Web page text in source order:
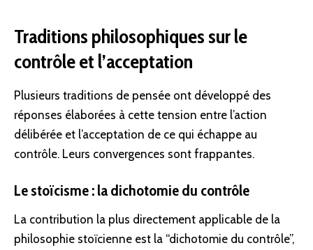
Traditions philosophiques sur le
contrôle et l’acceptation
Plusieurs traditions de pensée ont développé des
réponses élaborées à cette tension entre l’action
délibérée et l’acceptation de ce qui échappe au
contrôle. Leurs convergences sont frappantes.
Le stoïcisme : la dichotomie du contrôle
La contribution la plus directement applicable de la
philosophie stoïcienne est la “dichotomie du contrôle”,